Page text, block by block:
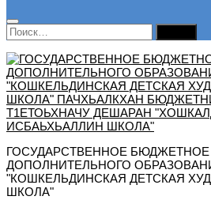
Найти:
ГОСУДАРСТВЕННОЕ
ДОПОЛНИТЕЛЬНОГО
"КОШКЕЛЬДИНСКАЯ ДЕТСКАЯ
ШКОЛА"